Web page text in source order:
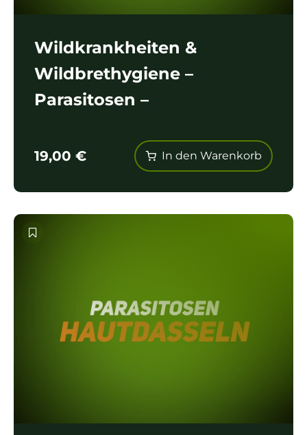
Wildkrankheiten &
Wildbrethygiene –
Parasitosen –
19,00 € In den Warenkorb